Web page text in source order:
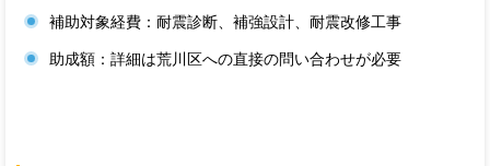
補助対象経費：耐震診断、補強設計、耐震改修工事
助成額：詳細は荒川区への直接の問い合わせが必要